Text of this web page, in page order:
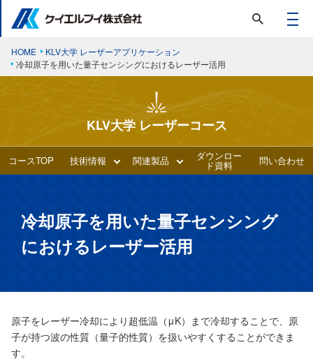
HOME
KLV大学 レーザーアプリケーション
冷却原子を用いた量子センシングにおけるレーザー活用
KLV大学 レーザーコース
コースTOP 技術情報 関連製品 ダウンロー
ド資料 問い合わせ
冷却原子を用いた量子センシング
におけるレーザー活用
原子をレーザー冷却により超低温（μK）まで冷却することで、原
子が持つ波の性質（量子的性質）を扱いやすくすることができま
す。